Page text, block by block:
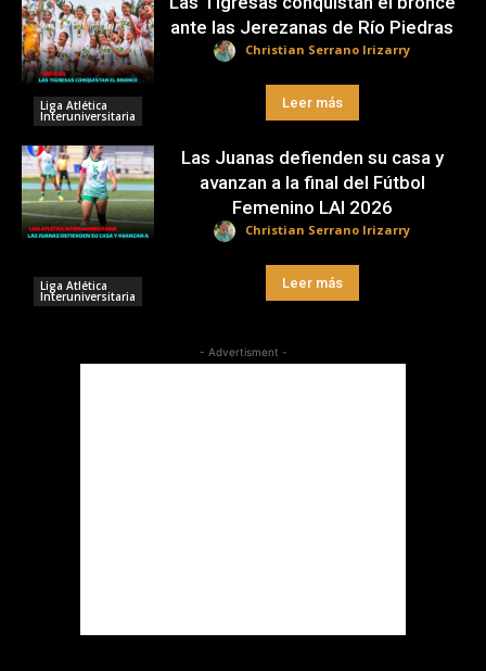
Liga Atlética
Interuniversitaria
ante las Jerezanas de Río Piedras
Christian Serrano Irizarry
Leer más
Liga Atlética
Interuniversitaria
Las Juanas defienden su casa y
avanzan a la final del Fútbol
Femenino LAI 2026
Christian Serrano Irizarry
Leer más
- Advertisment -